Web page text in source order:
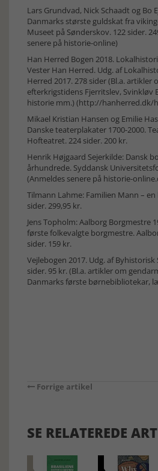
Lars Grundvad, Nick Schaadt og Bo
Danmarks største guldskat fra
Museet på Sønderskov. 122 sider.
senere på historie-online)
Han Herred Bogen 2018.
Vester Han Herred. Udg. af
Herred 2017. 278 sider (Bl.a. artikler
efterkrigstidens Fjerritslev, Svinkløv
historie mm.) (http://hanherred.dk/
Mikael Kristian Hansen og Emilie
Danske teaterplakater 1700-2000.
Hofteatret. 224 sider. 200 kr.
Henrik Højgaard Sejerkilde: Dansk
århundrede. Syddansk
(Anmeldes senere på historie-
Tilmann Lahme: Familien Mann –
sider. 299,95 kr.
Jens Topholm: Aalborg Borgmestre
første folkevalgte borgmestre.
sider. 159 kr.
Vejlebogen 2017. Udg. af Byhistorisk
sider. 95 kr. (Bl.a. artikler om
Danmarks første børnebibliotekar,
Forrige artikel
SE RELATEREDE